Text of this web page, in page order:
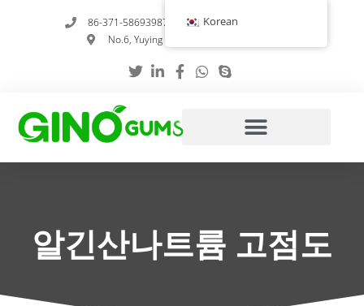
86-371-58693987
info@gumstabilizer.com
No.6, Yuying Road, 정저우, 허난성, 중국
알긴산나트륨 고점도
Korean